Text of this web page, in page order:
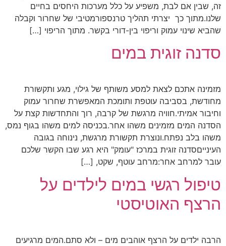
זה, שבין אם לבת, משפיע על כלל מערכות היחסים בחיים
שלנו.מתוך כך יצרתי תהליך טרנספורמטיבי של שחרור וקבלה
שהביא שינוי עמוק וריפוי בין-דורי בקשר. מתוך הריפוי […]
סדנה זוגית במים
מזמינה אתכם לצאת למסע משותף של גילוי, מגע ותקשורת
מחודשת, בסביבה עוטפת ותומכת המאפשרת שחרור עמוק
וחיבור אמיתי.חוויה מרגשת של קרבה, רוך והתחדשות קצת על
הסדנה המים מזמינים משהו אחר.בכניסה למים משהו בגוף נמס,
משהו בלב נפתח.ונוצרת תקשורת מרגשת, נינוחה בגובה
העינייםסדנה זוגית במרכז "עומק" היא רגע שבו הקשר שלכם
עובר למרחב אחר:מרחב עוטף, שקט, […]
טיפול רגשי במים לילדים על
הרצף האוטיסטי
הרבה ילדים על הרצף אוהבים מים – ולא סתם.המים מרגיעים